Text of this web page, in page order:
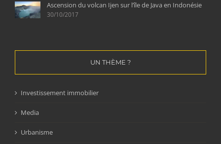
Ascension du volcan Ijen sur l’île de Java en Indonésie
30/10/2017
UN THÈME ?
Investissement immobilier
Media
Urbanisme